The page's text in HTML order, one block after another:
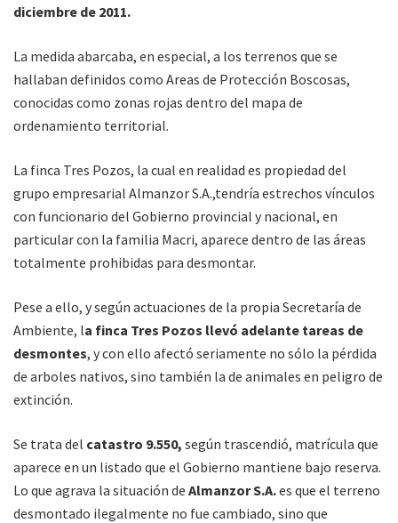
diciembre de 2011.
La medida abarcaba, en especial, a los terrenos que se
hallaban definidos como Areas de Protección Boscosas,
conocidas como zonas rojas dentro del mapa de
ordenamiento territorial.
La finca Tres Pozos, la cual en realidad es propiedad del
grupo empresarial Almanzor S.A.,tendría estrechos vínculos
con funcionario del Gobierno provincial y nacional, en
particular con la familia Macri, aparece dentro de las áreas
totalmente prohibidas para desmontar.
Pese a ello, y según actuaciones de la propia Secretaría de
Ambiente, la finca Tres Pozos llevó adelante tareas de
desmontes, y con ello afectó seriamente no sólo la pérdida
de arboles nativos, sino también la de animales en peligro de
extinción.
Se trata del catastro 9.550, según trascendió, matrícula que
aparece en un listado que el Gobierno mantiene bajo reserva.
Lo que agrava la situación de Almanzor S.A.es que el terreno
desmontado ilegalmente no fue cambiado, sino que